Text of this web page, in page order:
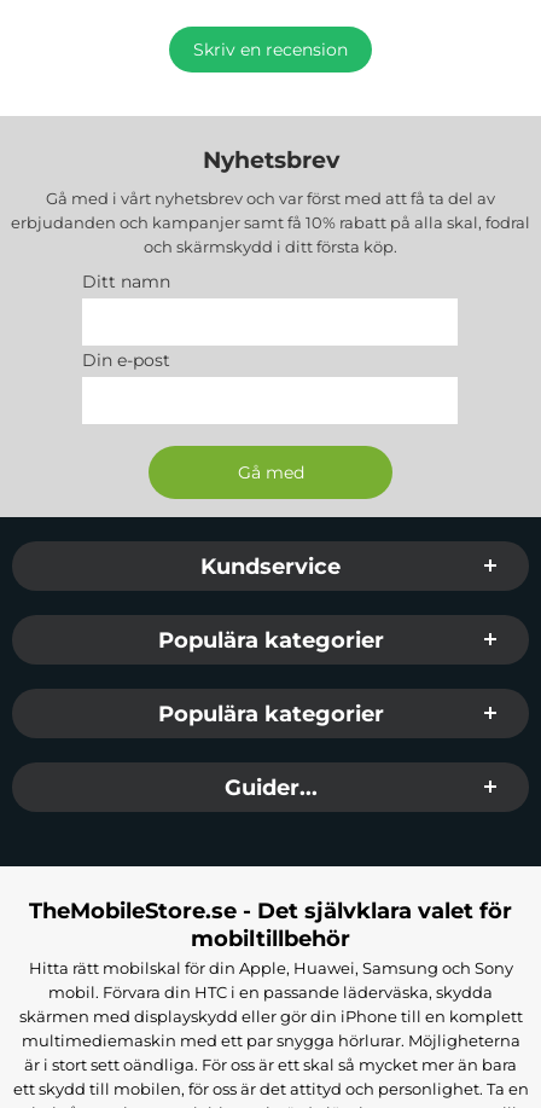
Skriv en recension
Nyhetsbrev
Gå med i vårt nyhetsbrev och var först med att få ta del av
erbjudanden och kampanjer samt få 10% rabatt på alla skal, fodral
och skärmskydd i ditt första köp.
Ditt namn
Din e-post
Sidfot Blandad info och länkar
Kundservice
Populära kategorier
Populära kategorier
Guider...
TheMobileStore.se - Det självklara valet för
mobiltillbehör
Hitta rätt mobilskal för din Apple, Huawei, Samsung och Sony
mobil. Förvara din HTC i en passande läderväska, skydda
skärmen med displayskydd eller gör din iPhone till en komplett
multimediemaskin med ett par snygga hörlurar. Möjligheterna
är i stort sett oändliga. För oss är ett skal så mycket mer än bara
ett skydd till mobilen, för oss är det attityd och personlighet. Ta en